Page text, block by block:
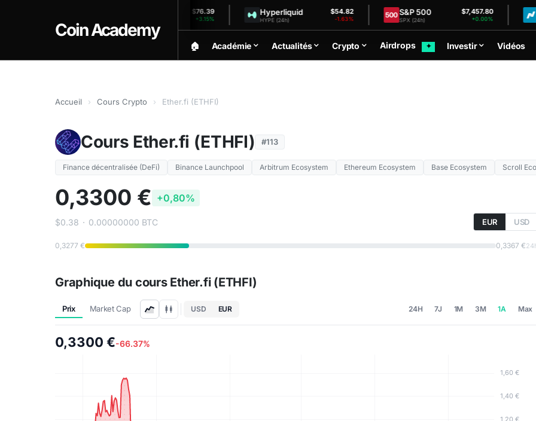
Coin Academy
Hyperliquid
HYPE (24h)
$54.82 S&P 500
SPX (24h)
$7,457.80
NDX
🏠︎ Académie Actualités Crypto Airdrops ✦ Investir Vidéos
Accueil › Cours Crypto › Ether.fi (ETHFI)
Cours Ether.fi (ETHFI) #113
Finance décentralisée (DeFi) Binance Launchpool Arbitrum Ecosystem Ethereum Ecosystem Base Ecosystem Scroll
0,3300 € +0,80%
$0.38 · 0.00000000 BTC EUR USD
0,3277 € 0,3367 €
Graphique du cours Ether.fi (ETHFI)
Prix Market Cap USD EUR 24H 7J 1M 3M 1A Max
0,3300 €-66.37%